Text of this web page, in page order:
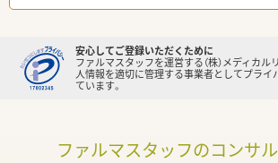
安心してご登録いただくために
ファルマスタッフを運営する（株）メディカル
人情報を適切に管理する事業者としてプライ
ています。
ファルマスタッフのコンサ